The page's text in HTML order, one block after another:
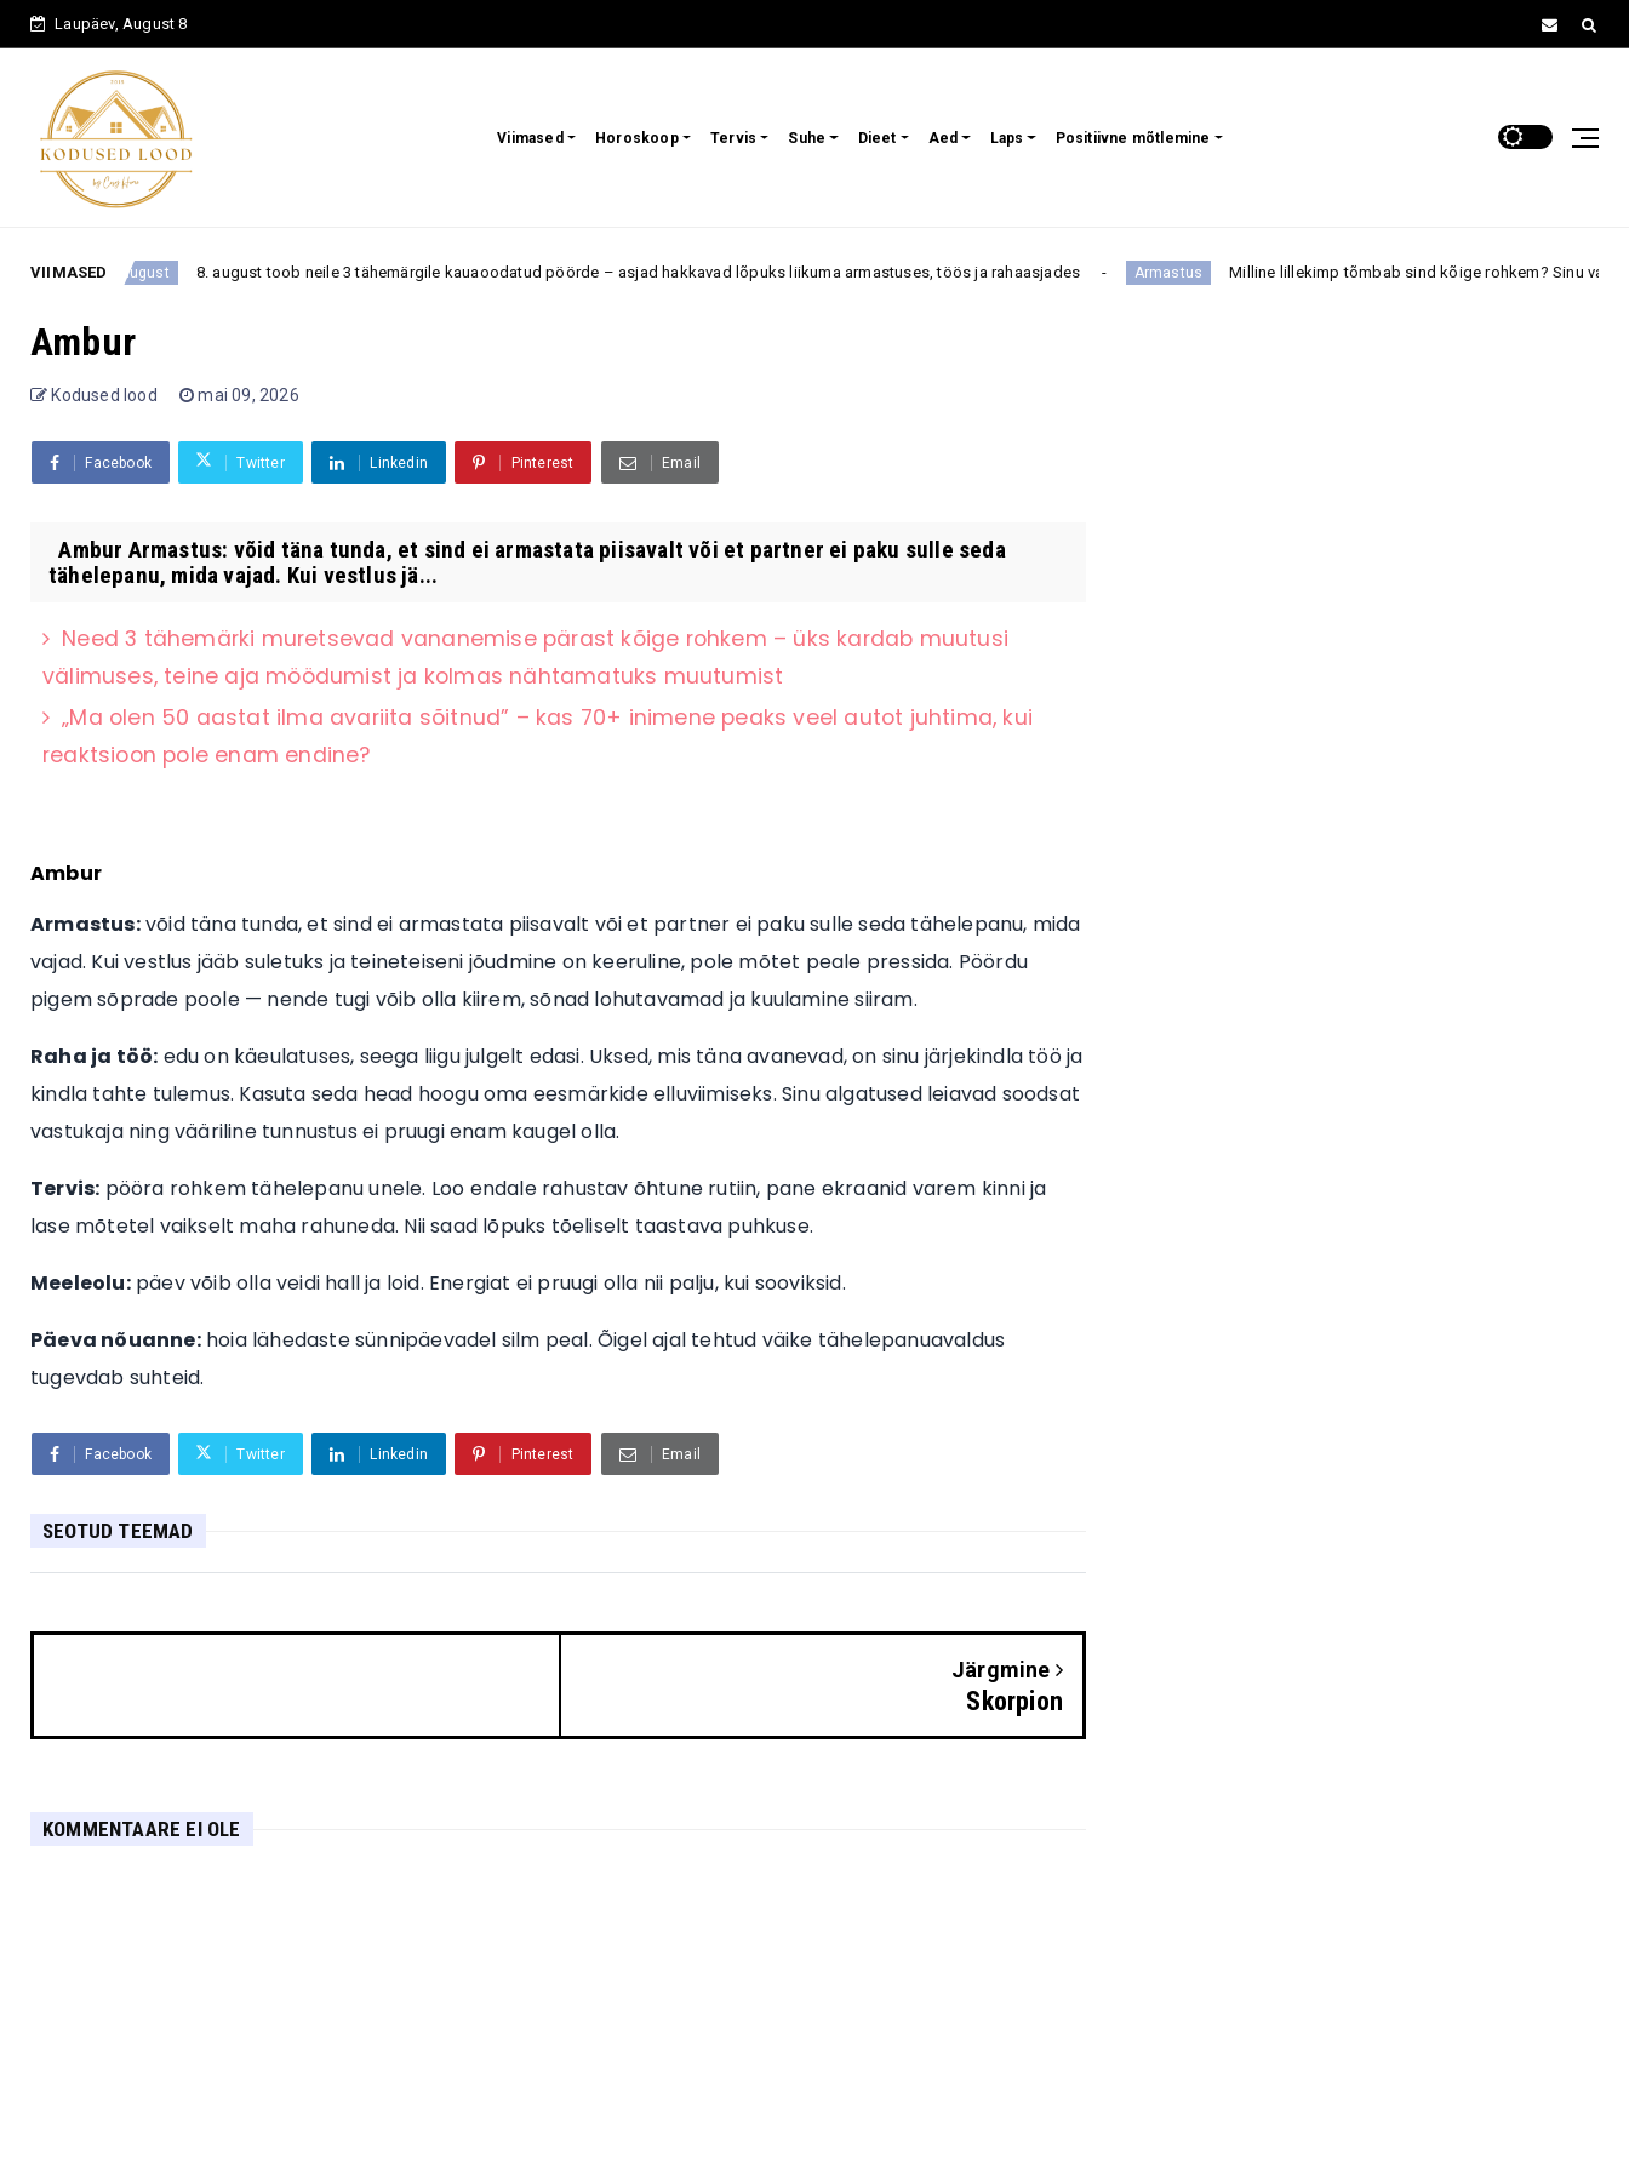
Laupäev, August 8
Viimased Horoskoop Tervis Suhe Dieet Aed Laps Positiivne mõtlemine
VIIMASED
8. august 8. august toob neile 3 tähemärgile kauaoodatud pöörde – asjad hakkavad lõpuks liikuma armastuses, töös ja rahaasjades Armastus Milline lillekimp tõmbab sind kõige rohkem? Sinu valik võib
Ambur
Kodused lood mai 09, 2026
Facebook Twitter Linkedin Pinterest Email
Ambur Armastus: võid täna tunda, et sind ei armastata piisavalt või et partner ei paku sulle seda
tähelepanu, mida vajad. Kui vestlus jä...
Need 3 tähemärki muretsevad vananemise pärast kõige rohkem – üks kardab muutusi
välimuses, teine aja möödumist ja kolmas nähtamatuks muutumist
„Ma olen 50 aastat ilma avariita sõitnud” – kas 70+ inimene peaks veel autot juhtima, kui
reaktsioon pole enam endine?
Ambur
Armastus:võid täna tunda, et sind ei armastata piisavalt või et partner ei paku sulle seda tähelepanu, mida
vajad. Kui vestlus jääb suletuks ja teineteiseni jõudmine on keeruline, pole mõtet peale pressida. Pöördu
pigem sõprade poole — nende tugi võib olla kiirem, sõnad lohutavamad ja kuulamine siiram.
Raha ja töö: edu on käeulatuses, seega liigu julgelt edasi. Uksed, mis täna avanevad, on sinu järjekindla töö ja
kindla tahte tulemus. Kasuta seda head hoogu oma eesmärkide elluviimiseks. Sinu algatused leiavad soodsat
vastukaja ning vääriline tunnustus ei pruugi enam kaugel olla.
Tervis: pööra rohkem tähelepanu unele. Loo endale rahustav õhtune rutiin, pane ekraanid varem kinni ja
lase mõtetel vaikselt maha rahuneda. Nii saad lõpuks tõeliselt taastava puhkuse.
Meeleolu:päev võib olla veidi hall ja loid. Energiat ei pruugi olla nii palju, kui sooviksid.
Päeva nõuanne:hoia lähedaste sünnipäevadel silm peal. Õigel ajal tehtud väike tähelepanuavaldus
tugevdab suhteid.
Facebook Twitter Linkedin Pinterest Email
SEOTUD TEEMAD
Järgmine
Skorpion
KOMMENTAARE EI OLE